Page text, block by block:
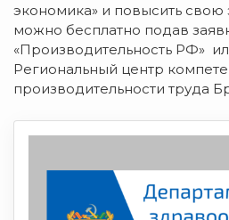
экономика» и повысить свою
можно бесплатно подав
«Производительность РФ»
Региональный центр
производительности труда